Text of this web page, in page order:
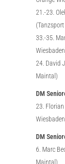
21.-23.
33.-35.
24. David
Maintal)
DM
23.
DM
6. Marc
Maintal)